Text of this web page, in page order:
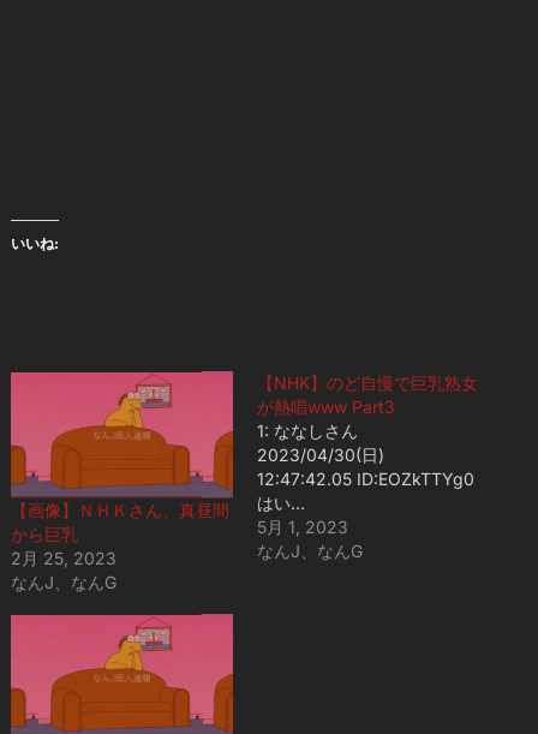
いいね:
【画像】ＮＨＫさん、真昼間
から巨乳
2月 25, 2023
なんJ、なんG
【NHK】のど自慢で巨乳熟女
が熱唱www Part3
1: ななしさん
2023/04/30(日)
12:47:42.05 ID:EOZkTTYg0
はい…
5月 1, 2023
なんJ、なんG